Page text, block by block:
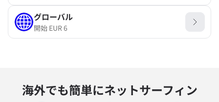
グローバル
開始 EUR6
海外でも簡単にネットサーフィン